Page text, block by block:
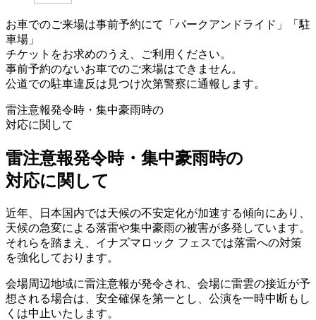
お車でのご来場は事前予約にて「パークアンドライド」「駐
車場」
チケットをお求めのうえ、ご利用ください。
事前予約のないお車でのご来場はできません。
公道での駐車違反は見つけ次第警察に通報します。
雷注意報発令時・集中豪雨時の
対応に関して
雷注意報発令時・集中豪雨時の
対応に関して
近年、日本国内では天候の不安定化が加速する傾向にあり、
天候の急変による落雷や集中豪雨の被害が多発しています。
それらを踏まえ、イナズマロック フェスでは落雷への対策
を強化しております。
会場周辺地域に雷注意報が発令され、会場に雷雲の接近が予
想される場合は、安全確保を第一とし、公演を一時中断もし
くは中止いたします。